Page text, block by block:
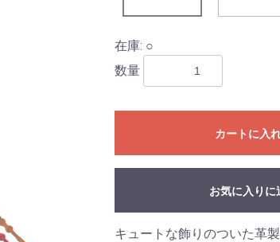
在庫: ○
数量
カートに入
お気に入りに
キュートな飾りのついた革